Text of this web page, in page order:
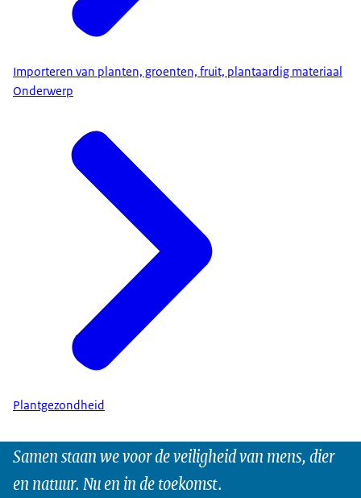
Importeren van planten, groenten, fruit, plantaardig materiaal
Onderwerp
Plantgezondheid
Samen staan we voor de veiligheid van mens, dier
en natuur. Nu en in de toekomst.